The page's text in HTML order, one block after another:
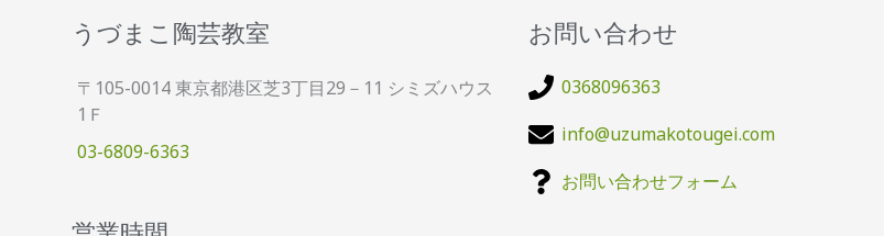
うづまこ陶芸教室
〒105-0014 東京都港区芝3丁目29－11 シミズハウス
1Ｆ
03-6809-6363
お問い合わせ
0368096363
info@uzumakotougei.com
お問い合わせフォーム